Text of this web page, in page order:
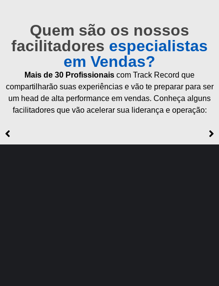
Quem são os nossos
facilitadores especialistas
em Vendas?
Mais de 30 Profissionais com Track Record que
compartilharão suas experiências e vão te preparar para ser
um head de alta performance em vendas. Conheça alguns
facilitadores que vão acelerar sua liderança e operação: